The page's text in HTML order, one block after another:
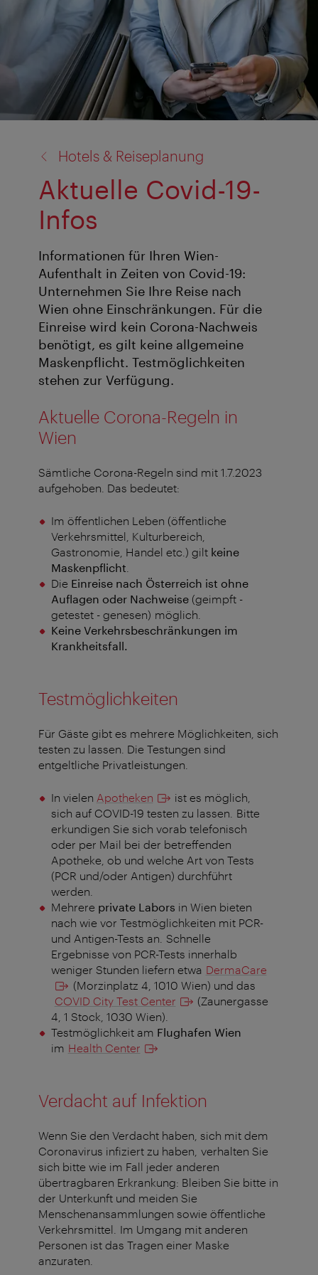
Hotels & Reiseplanung
Aktuelle Covid-19-
Infos
Informationen für Ihren Wien-
Aufenthalt in Zeiten von Covid-19:
Unternehmen Sie Ihre Reise nach
Wien ohne Einschränkungen. Für die
Einreise wird kein Corona-Nachweis
benötigt, es gilt keine allgemeine
Maskenpflicht. Testmöglichkeiten
stehen zur Verfügung.
Aktuelle Corona-Regeln in
Wien
Sämtliche Corona-Regeln sind mit 1.7.2023
aufgehoben. Das bedeutet:
Im öffentlichen Leben (öffentliche
Verkehrsmittel, Kulturbereich,
Gastronomie, Handel etc.) gilt keine
Maskenpflicht
Die Einreise nach Österreich ist ohne
Auflagen oder Nachweise (geimpft -
getestet - genesen) möglich.
Keine Verkehrsbeschränkungen im
Krankheitsfall.
Testmöglichkeiten
Für Gäste gibt es mehrere Möglichkeiten, sich
testen zu lassen. Die Testungen sind
entgeltliche Privatleistungen.
In vielen Apotheken
ist es möglich,
sich auf COVID-19 testen zu lassen. Bitte
erkundigen Sie sich vorab telefonisch
oder per Mail bei der betreffenden
Apotheke, ob und welche Art von Tests
(PCR und/oder Antigen) durchführt
werden.
Mehrere private Labors in Wien bieten
nach wie vor Testmöglichkeiten mit PCR-
und Antigen-Tests an. Schnelle
Ergebnisse von PCR-Tests innerhalb
weniger Stunden liefern etwa DermaCare
(Morzinplatz 4, 1010 Wien) und das
COVID City Test Center
(Zaunergasse
4, 1 Stock, 1030 Wien).
Testmöglichkeit am Flughafen Wien
im Health Center
Verdacht auf Infektion
Wenn Sie den Verdacht haben, sich mit dem
Coronavirus infiziert zu haben, verhalten Sie
sich bitte wie im Fall jeder anderen
übertragbaren Erkrankung: Bleiben Sie bitte in
der Unterkunft und meiden Sie
Menschenansammlungen sowie öffentliche
Verkehrsmittel. Im Umgang mit anderen
Personen ist das Tragen einer Maske
anzuraten.